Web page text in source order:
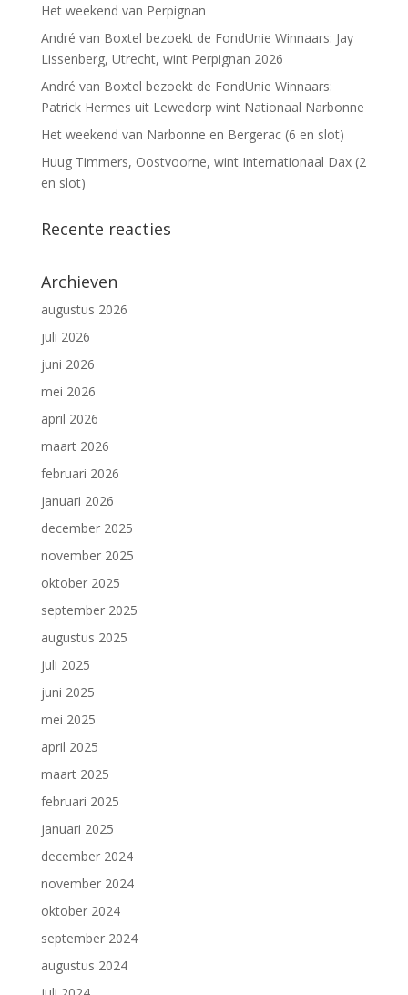
Het weekend van Perpignan
André van Boxtel bezoekt de FondUnie Winnaars: Jay
Lissenberg, Utrecht, wint Perpignan 2026
André van Boxtel bezoekt de FondUnie Winnaars:
Patrick Hermes uit Lewedorp wint Nationaal Narbonne
Het weekend van Narbonne en Bergerac (6 en slot)
Huug Timmers, Oostvoorne, wint Internationaal Dax (2
en slot)
Recente reacties
Archieven
augustus 2026
juli 2026
juni 2026
mei 2026
april 2026
maart 2026
februari 2026
januari 2026
december 2025
november 2025
oktober 2025
september 2025
augustus 2025
juli 2025
juni 2025
mei 2025
april 2025
maart 2025
februari 2025
januari 2025
december 2024
november 2024
oktober 2024
september 2024
augustus 2024